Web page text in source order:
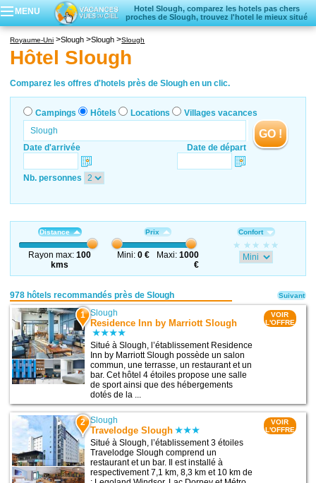
MENU
Hotel Slough, comparez les hotels pas chers
proches de Slough, trouvez l'hotel le mieux situé
Locations vacances
Villages vacances
Royaume-Uni Slough Slough Slough
Hôtel Slough
Comparez les offres d'hotels près de Slough en un clic.
Campings Hôtels Locations Villages vacances
Date d'arrivée Date de départ
GO !
Nb. personnes
Distance
Rayon max:100
kms
Prix
Mini: 0 € Maxi:1000
€
Confort
978 hôtels recommandés près de Slough
1 Slough
Residence Inn by Marriott Slough
Situé à Slough, l’établissement Residence
Inn by Marriott Slough possède un salon
commun, une terrasse, un restaurant et un
bar. Cet hôtel 4 étoiles propose une salle
de sport ainsi que des hébergements
dotés de la ...
VOIR
L'OFFRE
2 Slough
Travelodge Slough
Situé à Slough, l’établissement 3 étoiles
Travelodge Slough comprend un
restaurant et un bar. Il est installé à
respectivement 7,1 km, 8,3 km et 10 km de
VOIR
L'OFFRE
Suivant